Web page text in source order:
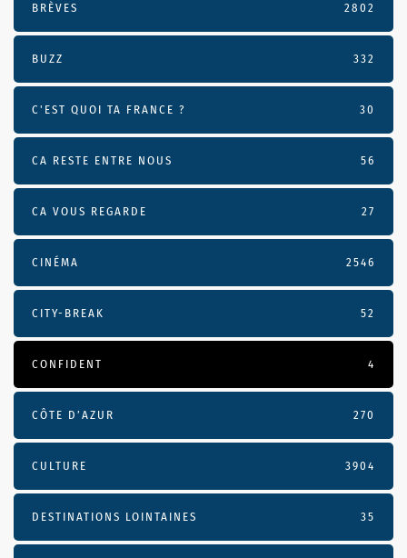
BRÈVES 2802
BUZZ 332
C'EST QUOI TA FRANCE ? 30
CA RESTE ENTRE NOUS 56
CA VOUS REGARDE 27
CINÉMA 2546
CITY-BREAK 52
CONFIDENT 4
CÔTE D’AZUR 270
CULTURE 3904
DESTINATIONS LOINTAINES 35